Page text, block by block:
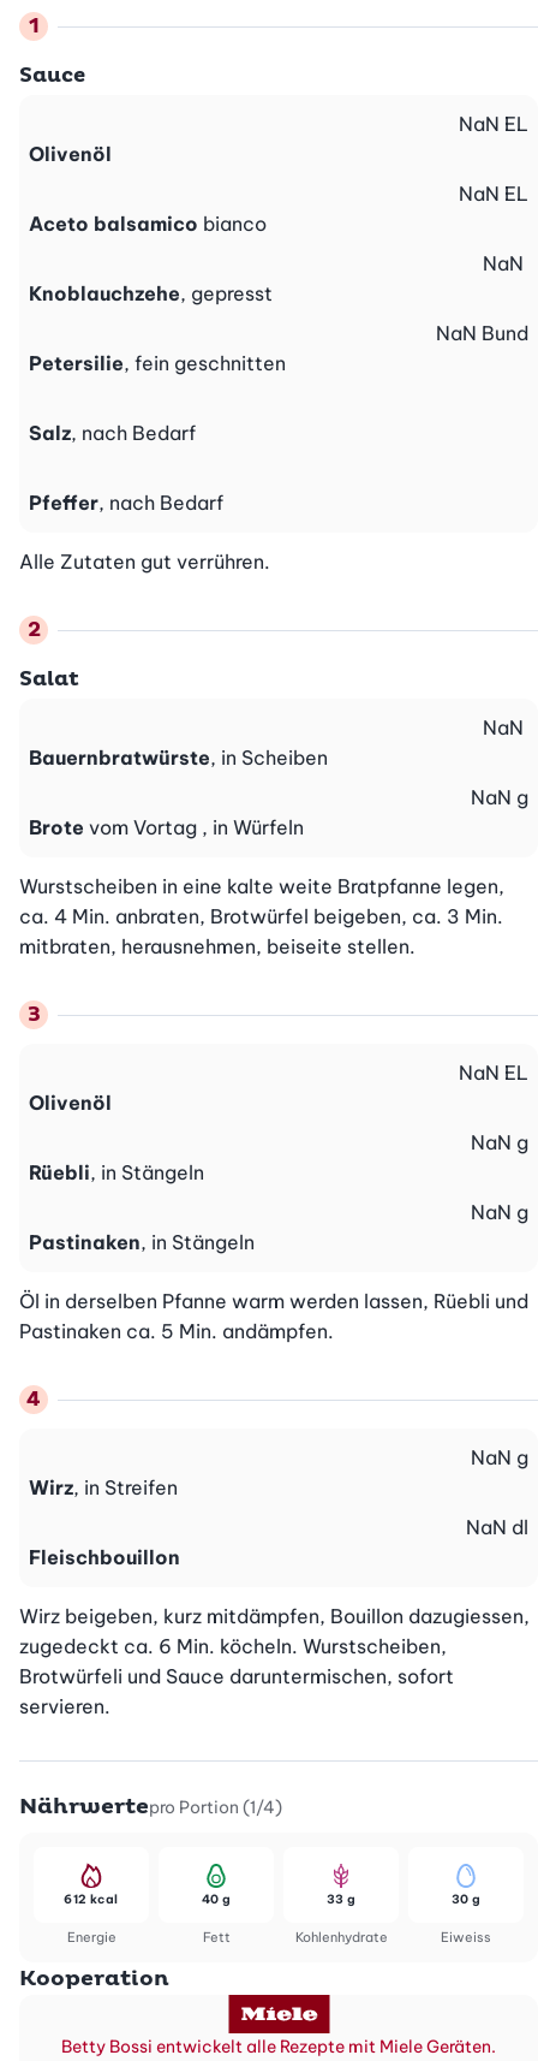
Sauce
Olivenöl
NaN EL
Aceto balsamico bianco
NaN EL
Knoblauchzehe, gepresst
NaN
Petersilie, fein geschnitten
NaN Bund
Salz, nach Bedarf
Pfeffer, nach Bedarf
Alle Zutaten gut verrühren.
Salat
Bauernbratwürste, in Scheiben
NaN
Brote vom Vortag , in Würfeln
NaN g
Wurstscheiben in eine kalte weite Bratpfanne legen,
ca. 4 Min. anbraten, Brotwürfel beigeben, ca. 3 Min.
mitbraten, herausnehmen, beiseite stellen.
Olivenöl
NaN EL
Rüebli, in Stängeln
NaN g
Pastinaken, in Stängeln
NaN g
Öl in derselben Pfanne warm werden lassen, Rüebli und
Pastinaken ca. 5 Min. andämpfen.
Wirz, in Streifen
NaN g
Fleischbouillon
NaN dl
Wirz beigeben, kurz mitdämpfen, Bouillon dazugiessen,
zugedeckt ca. 6 Min. köcheln. Wurstscheiben,
Brotwürfeli und Sauce daruntermischen, sofort
servieren.
Nährwertepro Portion (1/4)
Energie
612 kcal
Fett
40 g
Kohlenhydrate
33 g
Eiweiss
30 g
Kooperation
Betty Bossi entwickelt alle Rezepte mit Miele Geräten.